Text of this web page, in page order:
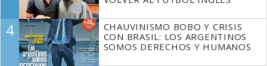
4
CHAUVINISMO BOBO Y CRISIS
CON BRASIL: LOS ARGENTINOS
SOMOS DERECHOS Y HUMANOS